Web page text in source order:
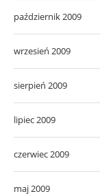
październik 2009
wrzesień 2009
sierpień 2009
lipiec 2009
czerwiec 2009
maj 2009